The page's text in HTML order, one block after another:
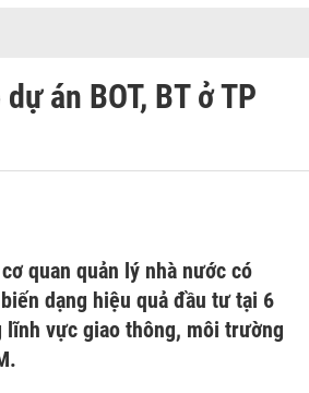
án BOT, BT ở TP
quan quản lý nhà nước có
dạng hiệu quả đầu tư tại 6
lĩnh vực giao thông, môi trường